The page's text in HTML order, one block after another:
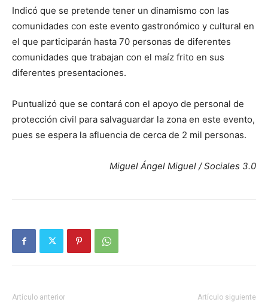
Indicó que se pretende tener un dinamismo con las
comunidades con este evento gastronómico y cultural en
el que participarán hasta 70 personas de diferentes
comunidades que trabajan con el maíz frito en sus
diferentes presentaciones.
Puntualizó que se contará con el apoyo de personal de
protección civil para salvaguardar la zona en este evento,
pues se espera la afluencia de cerca de 2 mil personas.
Miguel Ángel Miguel / Sociales 3.0
Artículo anterior Artículo siguiente